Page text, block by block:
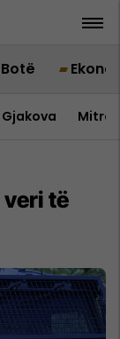
Botë
Gjakova
të